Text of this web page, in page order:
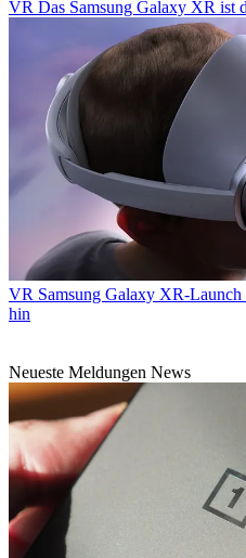
VR Das Samsung Galaxy XR ist
VR Samsung Galaxy XR-Launch
hin
Neueste Meldungen News